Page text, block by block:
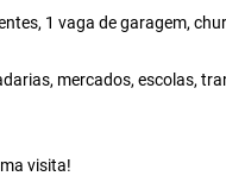
1 vaga de garagem,
mercados, escolas,
visita!